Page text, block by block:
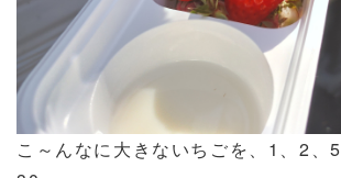
こ～んなに大きないちごを、 1 、2、5